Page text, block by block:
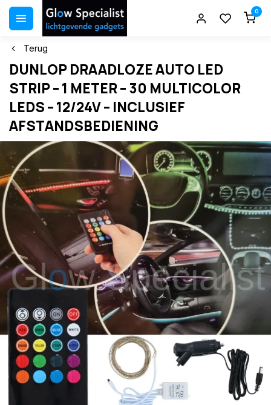
0
Terug
DUNLOP DRAADLOZE AUTO LED
STRIP – 1 METER – 30 MULTICOLOR
LEDS – 12/24V – INCLUSIEF
AFSTANDSBEDIENING